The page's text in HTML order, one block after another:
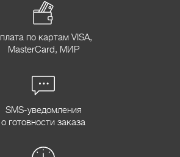
по картам VISA,
MasterCard, МИР
SMS-уведомления
о готовности заказа